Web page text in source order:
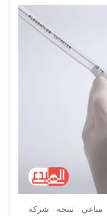
الثلث
مناعي تنتجه شركة